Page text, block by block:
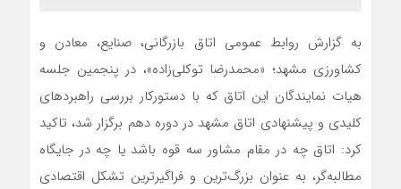
به گزارش روابط عمومی اتاق بازرگانی، صنایع، معادن و
کشاورزی مشهد؛ «محمدرضا توکلی‌زاده»، در پنجمین جلسه
هیات نمایندگان این اتاق که با دستورکار بررسی راهبردهای
کلیدی و پیشنهادی اتاق مشهد در دوره دهم برگزار شد، تاکید
کرد: اتاق چه در مقام مشاور سه قوه باشد یا چه در جایگاه
مطالبه‌گر، به عنوان بزرگ‌ترین و فراگیرترین تشکل اقتصادی